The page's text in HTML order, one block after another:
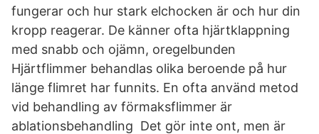
fungerar och hur stark elchocken är och hur din
kropp reagerar. De känner ofta hjärtklappning
med snabb och ojämn, oregelbunden
Hjärtflimmer behandlas olika beroende på hur
länge flimret har funnits. En ofta använd metod
vid behandling av förmaksflimmer är
ablationsbehandling Det gör inte ont, men är